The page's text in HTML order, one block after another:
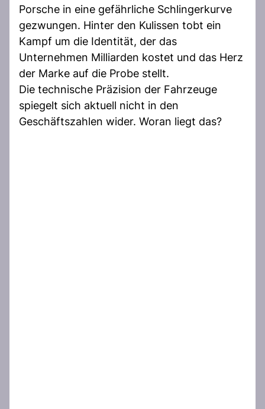
Porsche in eine gefährliche Schlingerkurve
gezwungen. Hinter den Kulissen tobt ein
Kampf um die Identität, der das
Unternehmen Milliarden kostet und das Herz
der Marke auf die Probe stellt.
Die technische Präzision der Fahrzeuge
spiegelt sich aktuell nicht in den
Geschäftszahlen wider. Woran liegt das?